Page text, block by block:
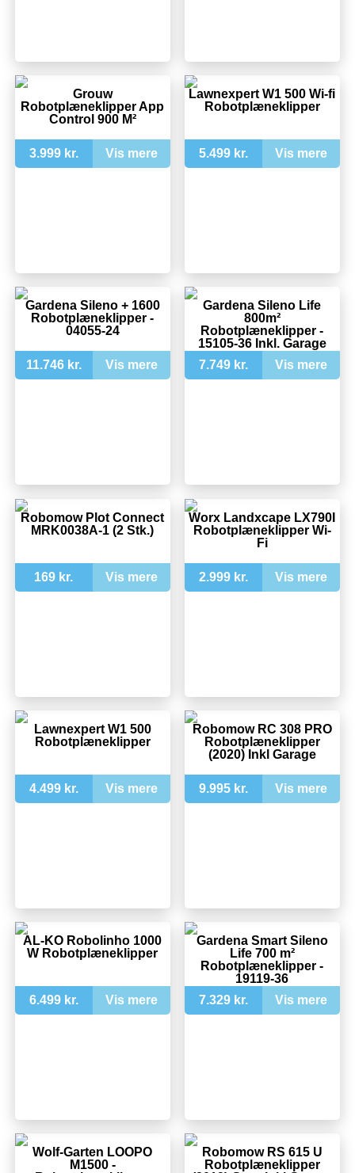
Grouw
Robotplæneklipper App
Control 900 M²
3.999 kr. Vis mere
Lawnexpert W1 500 Wi-fi
Robotplæneklipper
5.499 kr. Vis mere
Gardena Sileno + 1600
Robotplæneklipper -
04055-24
11.746 kr. Vis mere
Gardena Sileno Life
800m²
Robotplæneklipper -
15105-36 Inkl. Garage
7.749 kr.
Vis mere
Robomow Plot Connect
MRK0038A-1 (2 Stk.)
169 kr. Vis mere
Worx Landxcape LX790I
Robotplæneklipper Wi-
Fi
2.999 kr. Vis mere
Lawnexpert W1 500
Robotplæneklipper
4.499 kr. Vis mere
Robomow RC 308 PRO
Robotplæneklipper
(2020) Inkl Garage
9.995 kr. Vis mere
AL-KO Robolinho 1000
W Robotplæneklipper
6.499 kr. Vis mere
Gardena Smart Sileno
Life 700 m²
Robotplæneklipper -
19119-36
7.329 kr.
Vis mere
Wolf-Garten LOOPO
M1500 -
Robomow RS 615 U
Robotplæneklipper